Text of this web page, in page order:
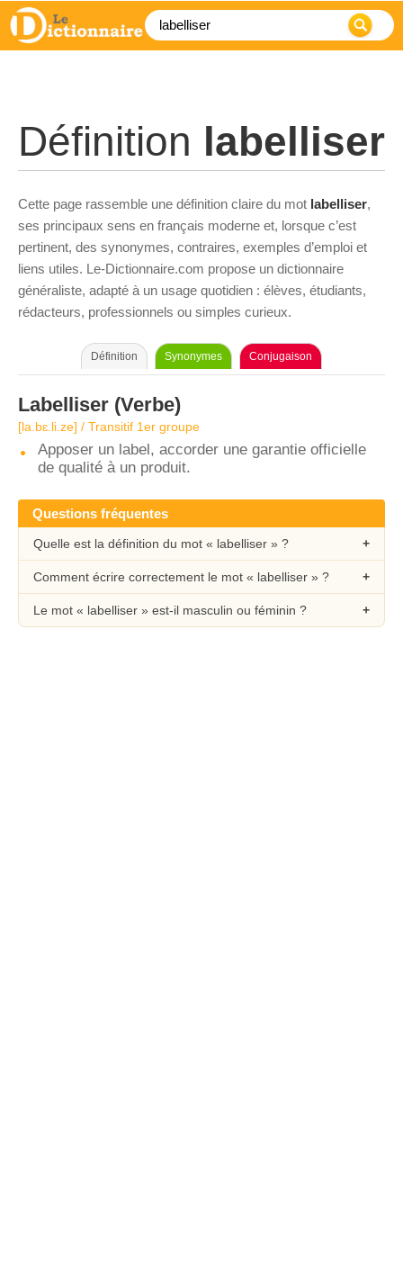
Définition labelliser
Cette page rassemble une définition claire du mot labelliser,
ses principaux sens en français moderne et, lorsque c’est
pertinent, des synonymes, contraires, exemples d’emploi et
liens utiles. Le-Dictionnaire.com propose un dictionnaire
généraliste, adapté à un usage quotidien : élèves, étudiants,
rédacteurs, professionnels ou simples curieux.
Définition Synonymes Conjugaison
Labelliser (Verbe)
[la.bɛ.li.ze] / Transitif 1er groupe
Apposer un label, accorder une garantie officielle
de qualité à un produit.
Questions fréquentes
Quelle est la définition du mot « labelliser » ?
Comment écrire correctement le mot « labelliser » ?
Le mot « labelliser » est-il masculin ou féminin ?